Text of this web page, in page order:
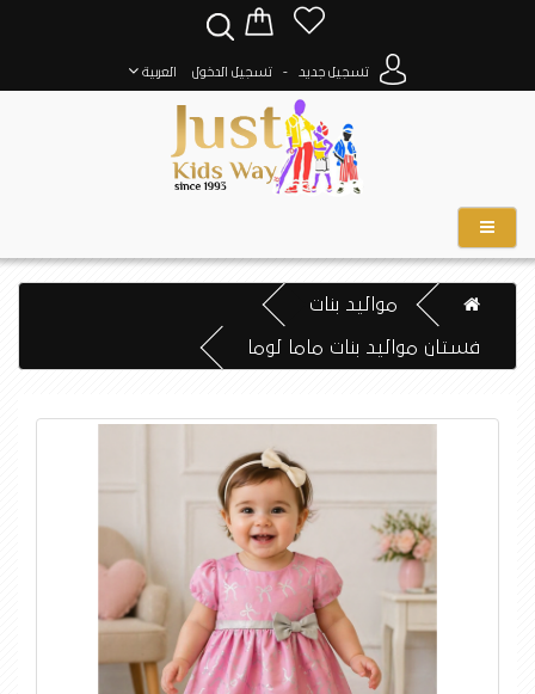
تسجيل جديد - تسجيل الدخول العربية
مواليد بنات
فستان مواليد بنات ماما لوما